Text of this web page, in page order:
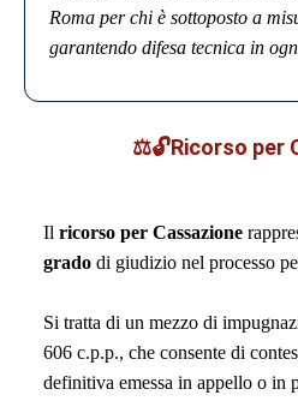
Roma per chi è sottoposto a
garantendo difesa tecnica in
⚖️🔓Ricorso per
Il ricorso per Cassazione
grado di giudizio nel processo
Si tratta di un mezzo di
606 c.p.p., che consente di
definitiva emessa in appello o in